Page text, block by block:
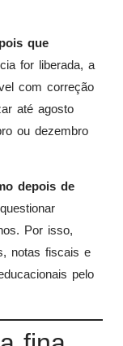
que
for liberada, a
com correção
até agosto
ou dezembro
depois de
Por isso,
notas fiscais e
pelo